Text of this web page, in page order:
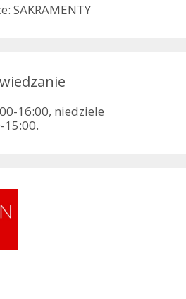
SAKRAMENTY
16:00, niedziele
15:00.